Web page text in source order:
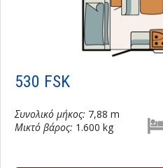
530 FSK
Συνολικό μήκος: 7,88 m
Μικτό βάρος: 1.600 kg